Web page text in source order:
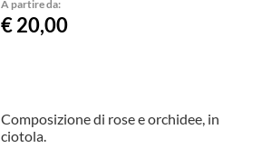
A partire da:
€ 20,00
Composizione di rose e orchidee, in
ciotola.